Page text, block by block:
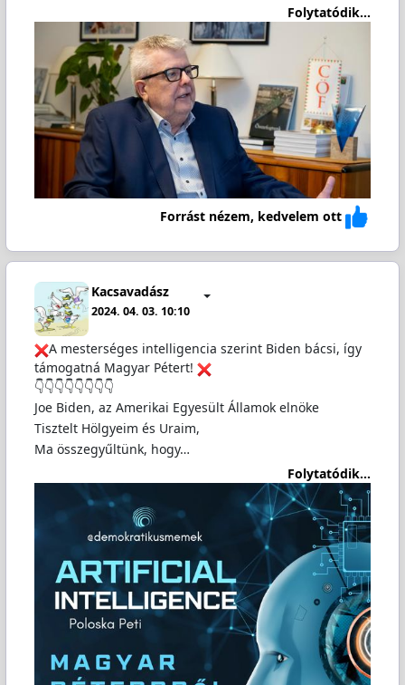
Folytatódik...
Forrást nézem, kedvelem ott
Kacsavadász
2024. 04. 03. 10:10
A mesterséges intelligencia szerint Biden bácsi, így
támogatná Magyar Pétert!
👇👇👇👇👇👇👇👇
Joe Biden, az Amerikai Egyesült Államok elnöke
Tisztelt Hölgyeim és Uraim,
Ma összegyűltünk, hogy…
Folytatódik...